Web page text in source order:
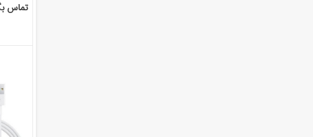
تماس